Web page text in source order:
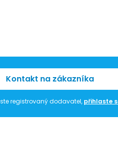
Kontakt na zákazníka
registrovaný dodavatel, přihlaste